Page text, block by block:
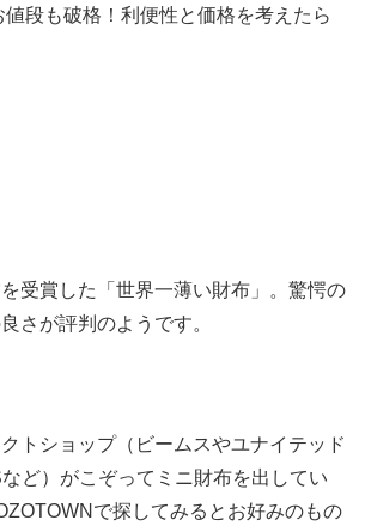
段も破格！利便性と価格を考えたら
受賞した「世界一薄い財布」。驚愕の
さが評判のようです。
トショップ（ビームスやユナイテッド
ど）がこぞってミニ財布を出してい
で探してみるとお好みのもの